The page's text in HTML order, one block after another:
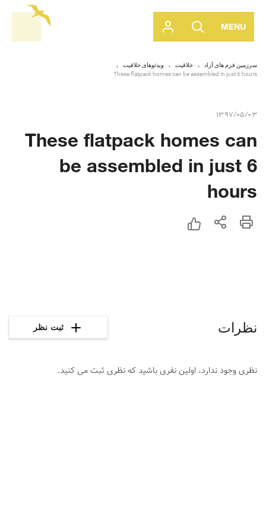
MENU
سرزمین فرم های آزاد خلاقیت
ویدئوهای خلاقیت
These flatpack homes can be assembled in just 6 hours
1397/05/03
These flatpack homes can
be assembled in just 6
hours

نظرات ثبت نظر
نظری وجود ندارد، اولین نفری باشید که نظری ثبت می کنید.